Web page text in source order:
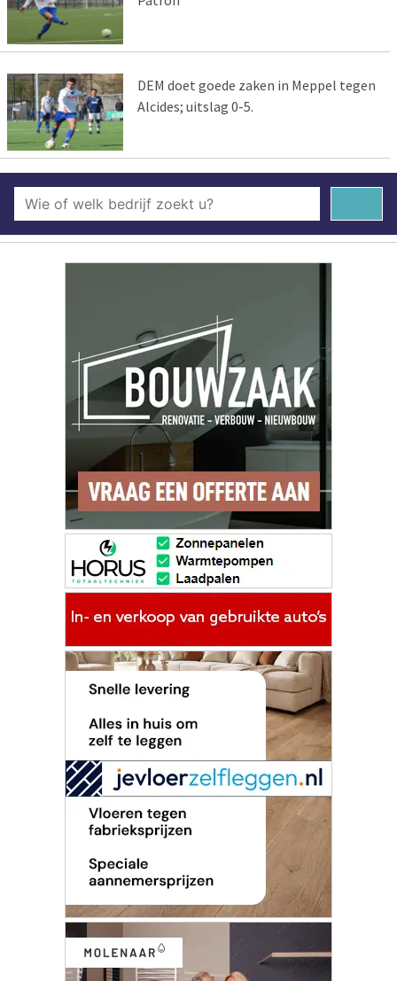
DEM doet goede zaken in Meppel tegen
Alcides; uitslag 0-5.